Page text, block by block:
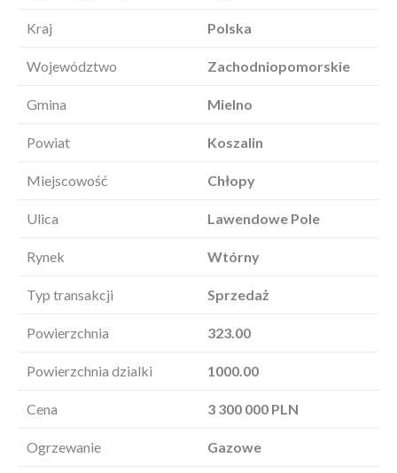
Kraj Polska
Województwo Zachodniopomorskie
Gmina Mielno
Powiat Koszalin
Miejscowość Chłopy
Ulica Lawendowe Pole
Rynek Wtórny
Typ transakcji Sprzedaż
Powierzchnia 323.00
Powierzchnia dzialki 1000.00
Cena 3 300 000 PLN
Ogrzewanie Gazowe